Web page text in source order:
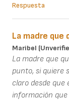
Respuesta
La madre que
Maribel
La madre que
punto, si quiere
claro desde que
información